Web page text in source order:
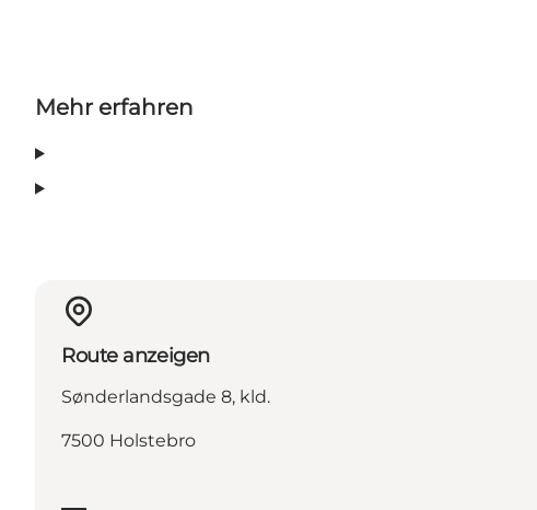
Mehr erfahren
Route anzeigen
Sønderlandsgade 8, kld.
7500 Holstebro